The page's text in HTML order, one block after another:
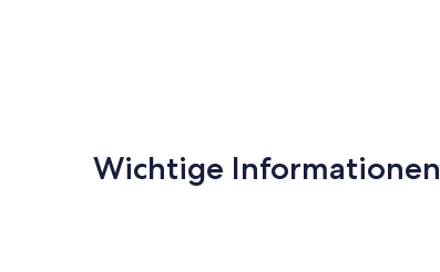
Wichtige Informationen